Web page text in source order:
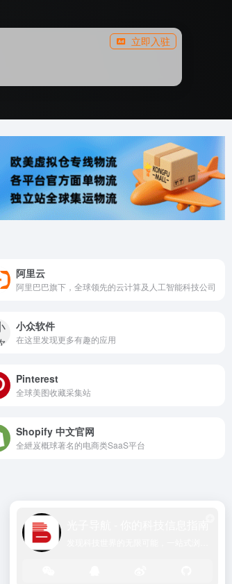
立即入驻
阿里云
阿里巴巴旗下，全球领先的云计算及人工智能科技公司
小众软件
在这里发现更多有趣的应用
Pinterest
全球美图收藏采集站
Shopify 中文官网
全紲岌概球著名的电商类SaaS平台